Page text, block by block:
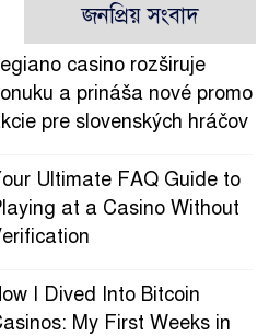
জনপ্রিয় সংবাদ
casino rozširuje
a prináša nové promo
pre slovenských hráčov
Ultimate FAQ Guide to
at a Casino Without
I Dived Into Bitcoin
My First Weeks in